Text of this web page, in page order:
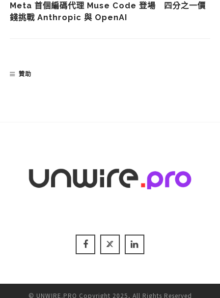
Meta 首個編碼代理 Muse Code 登場 四分之一價
錢挑戰 Anthropic 與 OpenAI
贊助
© UNWIRE.PRO Copyright 2025, All Rights Reserved